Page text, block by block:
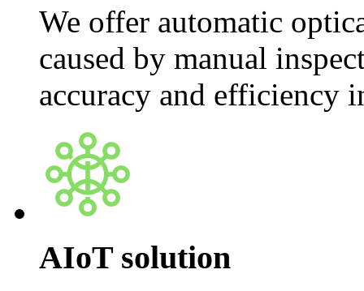
We offer automatic
caused by manual
accuracy and efficiency
AIoT solution